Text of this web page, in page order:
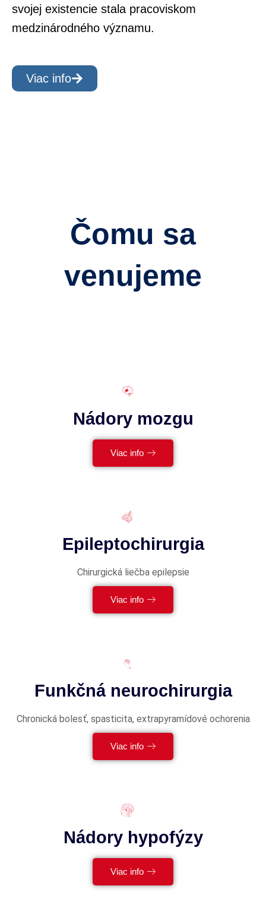
svojej existencie stala pracoviskom
medzinárodného významu.
Viac info
Čomu sa
venujeme
Nádory mozgu
Viac info
Epileptochirurgia
Chirurgická liečba epilepsie
Viac info
Funkčná neurochirurgia
Chronická bolesť, spasticita, extrapyramídové ochorenia
Viac info
Nádory hypofýzy
Viac info